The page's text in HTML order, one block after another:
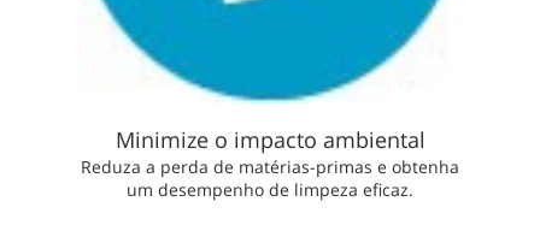
Minimize o impacto ambiental
Reduza a perda de matérias-primas e obtenha
um desempenho de limpeza eficaz.